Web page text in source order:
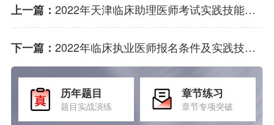
上一篇： 2022年天津临床助理医师考试实践技能网上缴费3月10日开始!
下一篇： 2022年临床执业医师报名条件及实践技能缴费相关问题解答
历年题目
题目实战演练
章节练习
章节专项突破